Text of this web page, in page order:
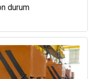
durum